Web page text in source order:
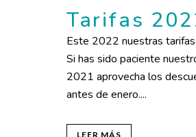
Tarifas
Este 2022 nuestras tarifas
Si has sido paciente
2021 aprovecha los
antes de enero....
LEER MÁS